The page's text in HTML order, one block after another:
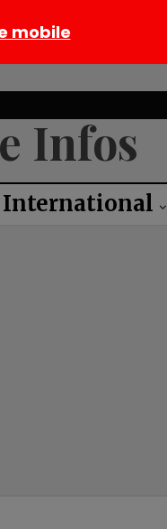
International
mobile